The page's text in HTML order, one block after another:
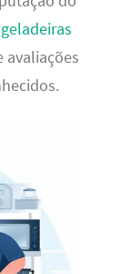
avaliações